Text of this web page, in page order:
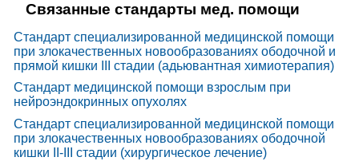
Связанные стандарты мед. помощи
Стандарт специализированной медицинской помощи
при злокачественных новообразованиях ободочной и
прямой кишки III стадии (адьювантная химиотерапия)
Стандарт медицинской помощи взрослым при
нейроэндокринных опухолях
Стандарт специализированной медицинской помощи
при злокачественных новообразованиях ободочной
кишки II-III стадии (хирургическое лечение)